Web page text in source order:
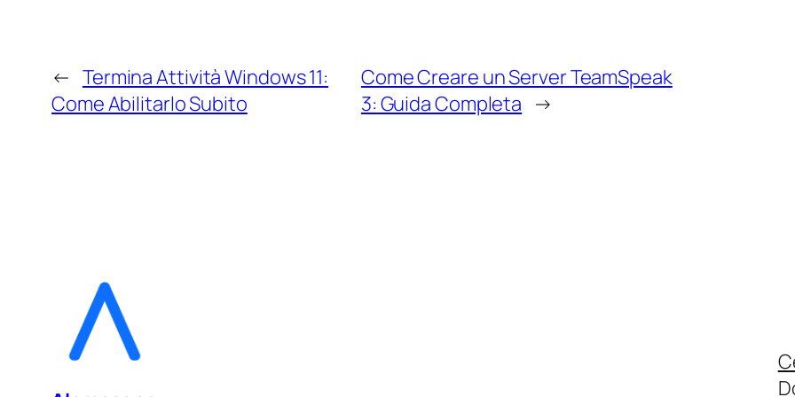
← Termina Attività Windows 11:
Come Abilitarlo Subito
Come Creare un Server TeamSpeak
3: Guida Completa →